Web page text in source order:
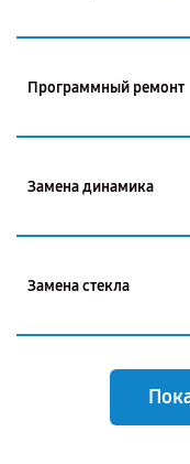
Программный ремонт
Замена динамика
Замена стекла